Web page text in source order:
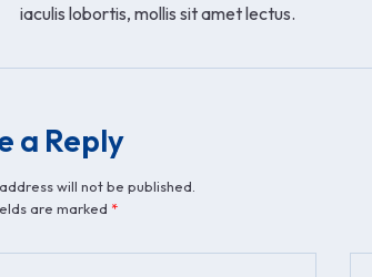
iaculis lobortis, mollis sit amet lectus.
a Reply
will not be published.
are marked *